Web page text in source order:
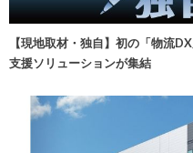
【現地取材・独自】初の「物流
支援ソリューションが集結